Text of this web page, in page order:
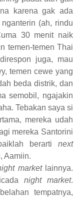
karena gak ada
(ah, rindu
30 menit naik
temen-temen Thai
juga, mau
temen cewe yang
beda distrik, dan
semobil, ngajakin
Tebakan saya si
mereka udah
mereka Santorini
berarti next
Aamiin.
market lainnya.
night market.
tempatnya,